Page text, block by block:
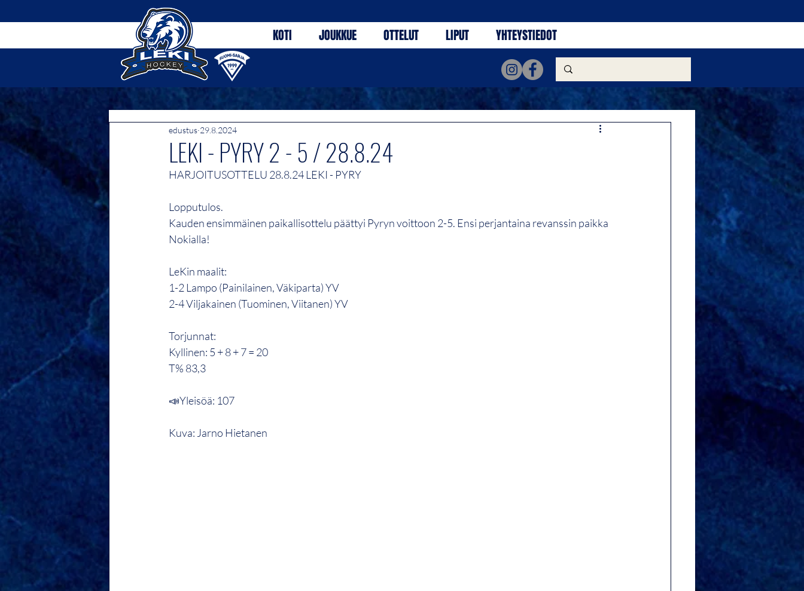
KOTI JOUKKUE OTTELUT LIPUT YHTEYSTIEDOT
LEKI - PYRY 2 - 5 / 28.8.24
edustus 29.8.2024
HARJOITUSOTTELU 28.8.24 LEKI - PYRY
Lopputulos.
Kauden ensimmäinen paikallisottelu päättyi Pyryn voittoon 2-5. Ensi perjantaina revanssin paikka
Nokialla!
LeKin maalit:
1-2 Lampo (Painilainen, Väkiparta) YV
2-4 Viljakainen (Tuominen, Viitanen) YV
Torjunnat:
Kyllinen: 5 + 8 + 7 = 20
T% 83,3
📣Yleisöä: 107
Kuva: Jarno Hietanen